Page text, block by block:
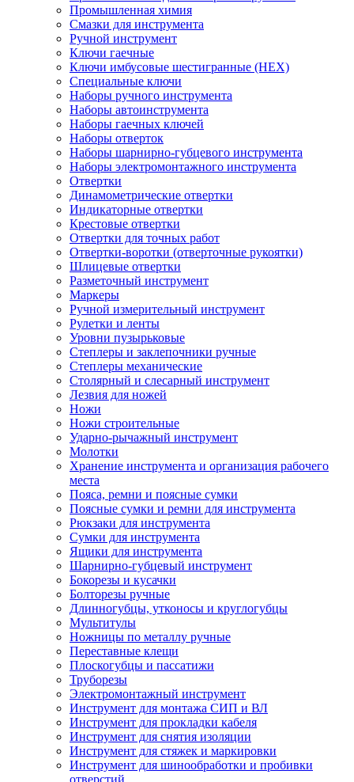
Промышленная химия
Смазки для инструмента
Ручной инструмент
Ключи гаечные
Ключи имбусовые шестигранные (HEX)
Специальные ключи
Наборы ручного инструмента
Наборы автоинструмента
Наборы гаечных ключей
Наборы отверток
Наборы шарнирно-губцевого инструмента
Наборы электромонтажного инструмента
Отвертки
Динамометрические отвертки
Индикаторные отвертки
Крестовые отвертки
Отвертки для точных работ
Отвертки-воротки (отверточные рукоятки)
Шлицевые отвертки
Разметочный инструмент
Маркеры
Ручной измерительный инструмент
Рулетки и ленты
Уровни пузырьковые
Степлеры и заклепочники ручные
Степлеры механические
Столярный и слесарный инструмент
Лезвия для ножей
Ножи
Ножи строительные
Ударно-рычажный инструмент
Молотки
Хранение инструмента и организация рабочего
места
Пояса, ремни и поясные сумки
Поясные сумки и ремни для инструмента
Рюкзаки для инструмента
Сумки для инструмента
Ящики для инструмента
Шарнирно-губцевый инструмент
Бокорезы и кусачки
Болторезы ручные
Длинногубцы, утконосы и круглогубцы
Мультитулы
Ножницы по металлу ручные
Переставные клещи
Плоскогубцы и пассатижи
Труборезы
Электромонтажный инструмент
Инструмент для монтажа СИП и ВЛ
Инструмент для прокладки кабеля
Инструмент для снятия изоляции
Инструмент для стяжек и маркировки
Инструмент для шинообработки и пробивки
отверстий